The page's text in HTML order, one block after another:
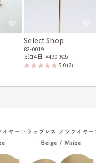
Select Shop
82-0019
３泊４日 ￥490 (税込)
5.0(2)